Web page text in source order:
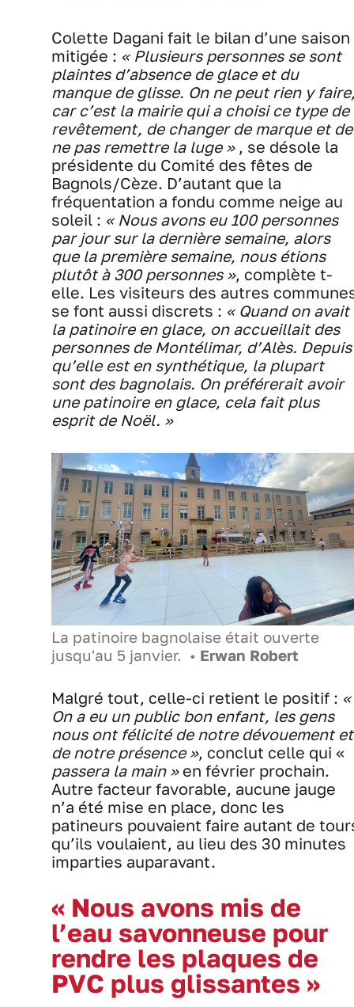
Colette Dagani fait le bilan d’une saison
mitigée : « Plusieurs personnes se sont
plaintes d’absence de glace et du
manque de glisse. On ne peut rien y
car c’est la mairie qui a choisi ce type de
revêtement, de changer de marque et de
ne pas remettre la luge » , se désole la
présidente du Comité des fêtes de
Bagnols/Cèze. D’autant que la
fréquentation a fondu comme neige au
soleil : « Nous avons eu 100 personnes
par jour sur la dernière semaine, alors
que la première semaine, nous étions
plutôt à 300 personnes », complète t-
elle. Les visiteurs des autres
se font aussi discrets : « Quand on avait
la patinoire en glace, on accueillait des
personnes de Montélimar, d’Alès. Depuis
qu’elle est en synthétique, la plupart
sont des bagnolais. On préférerait avoir
une patinoire en glace, cela fait plus
esprit de Noël. »
La patinoire bagnolaise était ouverte
jusqu'au 5 janvier. • Erwan Robert
Malgré tout, celle-ci retient le positif : «
On a eu un public bon enfant, les gens
nous ont félicité de notre dévouement et
de notre présence », conclut celle qui «
passera la main »en février prochain.
Autre facteur favorable, aucune jauge
n’a été mise en place, donc les
patineurs pouvaient faire autant de
qu’ils voulaient, au lieu des 30 minutes
imparties auparavant.
« Nous avons mis de
l’eau savonneuse pour
rendre les plaques de
PVC plus glissantes »